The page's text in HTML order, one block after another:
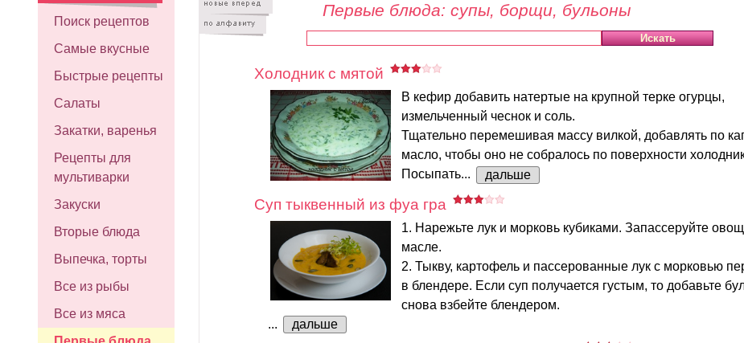
Поиск рецептов
Самые вкусные
Быстрые рецепты
Салаты
Закатки, варенья
Рецепты для
мультиварки
Закуски
Вторые блюда
Выпечка, торты
Все из рыбы
Все из мяса
Первые блюда: супы, борщи, бульоны
Холодник с мятой
В кефир добавить натертые на крупной терке огурцы,
измельченный чеснок и соль.
Тщательно перемешивая массу вилкой, добавлять по
масло, чтобы оно не собралось по поверхности
Посыпать...
дальше
Суп тыквенный из фуа гра
1. Нарежьте лук и морковь кубиками. Запассеруйте
масле.
2. Тыкву, картофель и пассерованные лук с морковью
в блендере. Если суп получается густым, то добавьте
снова взбейте блендером.
...
дальше